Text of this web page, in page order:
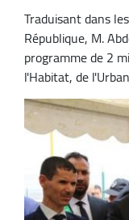
Traduisant dans
République, M.
programme de 2
l'Habitat, de